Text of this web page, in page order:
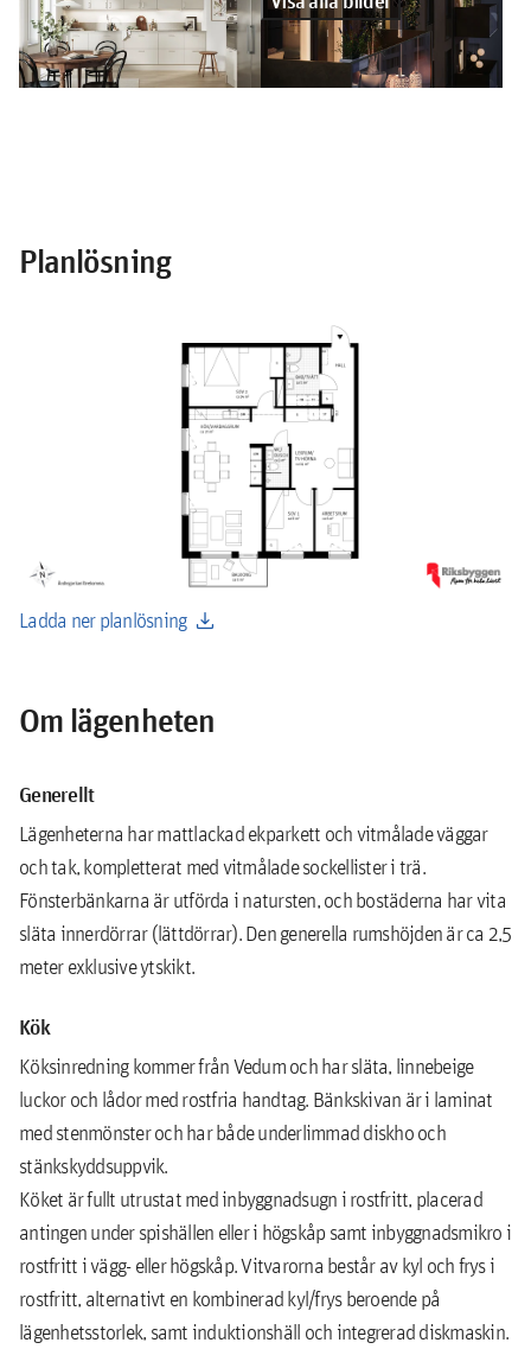
Planlösning
Ladda ner planlösning download
Om lägenheten
Generellt
Lägenheterna har mattlackad ekparkett och vitmålade väggar
och tak, kompletterat med vitmålade sockellister i trä.
Fönsterbänkarna är utförda i natursten, och bostäderna har vita
släta innerdörrar (lättdörrar). Den generella rumshöjden är ca 2,5
meter exklusive ytskikt.
Kök
Köksinredning kommer från Vedum och har släta, linnebeige
luckor och lådor med rostfria handtag. Bänkskivan är i laminat
med stenmönster och har både underlimmad diskho och
stänkskyddsuppvik.
Köket är fullt utrustat med inbyggnadsugn i rostfritt, placerad
antingen under spishällen eller i högskåp samt inbyggnadsmikro i
rostfritt i vägg- eller högskåp. Vitvarorna består av kyl och frys i
rostfritt, alternativt en kombinerad kyl/frys beroende på
lägenhetsstorlek, samt induktionshäll och integrerad diskmaskin.